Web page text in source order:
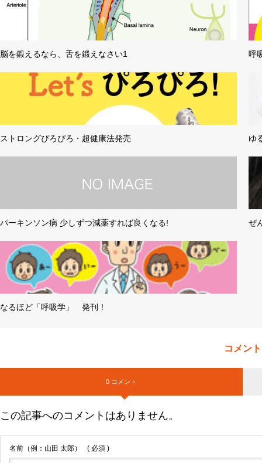
脳を鍛えるなら、舌を鍛えなさい1 呼
ストロングぴろぴろ・超健康法発売 ゆ
パーキンソン病 少しずつ減薬すれば良くなる! ぜ
なるほど「呼吸学」 発刊！
コメント
0 コメント
この記事へのコメントはありません。
名前（例：山田 太郎） ( 必須 )